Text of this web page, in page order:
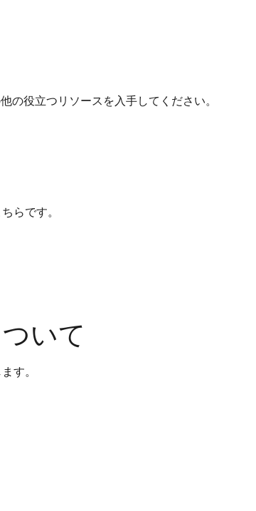
の役立つリソースを入手してください。
らです。
いて
す。